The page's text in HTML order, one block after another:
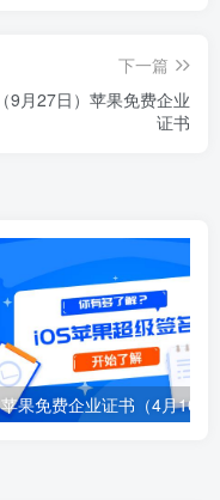
下一篇
（9月27日）苹果免费企业
证书
苹果免费企业证书（4月10日